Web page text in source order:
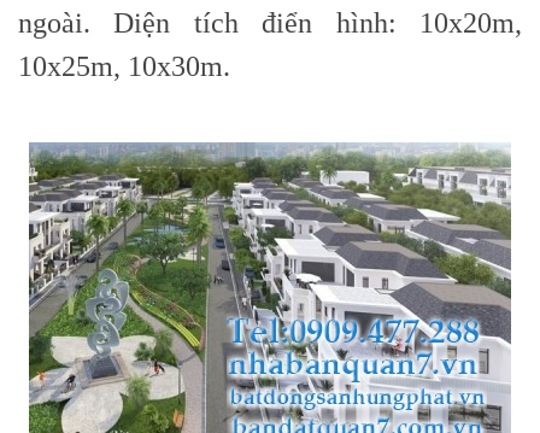
ngoài. Diện tích điển hình: 10x20m,
10x25m, 10x30m.